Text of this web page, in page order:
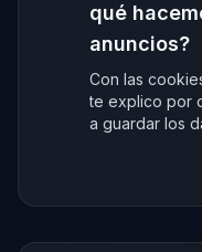
qué
anuncios?
Con las
te explico por
a guardar los